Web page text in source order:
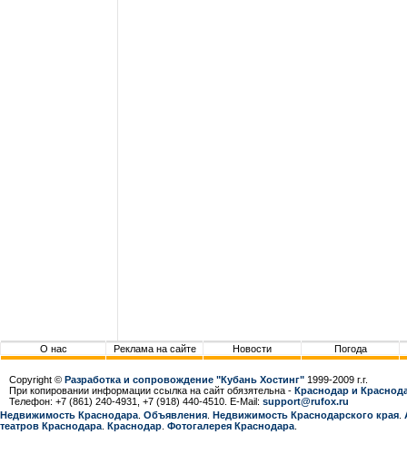
О нас Реклама на сайте Новости Погода
Copyright © Разработка и сопровождение "Кубань Хостинг" 1999-2009 г.г.
При копировании информации ссылка на сайт обязятельна - Краснодар и
Телефон: +7 (861) 240-4931, +7 (918) 440-4510. E-Mail: support@rufox.ru
Недвижимость Краснодара Объявления Недвижимость Краснодарcкого края
театров Краснодара Краснодар Фотогалерея Краснодара